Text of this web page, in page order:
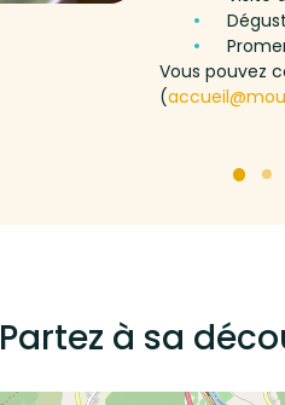
Vous pouvez
(
Partez à sa